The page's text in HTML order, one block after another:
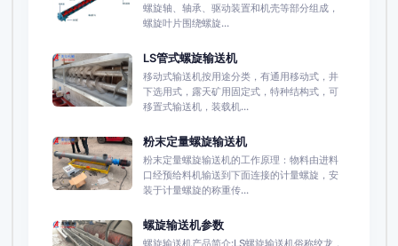
螺旋轴、轴承、驱动装置和机壳等部分组成，
螺旋叶片围绕螺旋...
LS管式螺旋输送机
移动式输送机按用途分类，有通用移动式，井
下选用式，露天矿用固定式，特种结构式，可
移置式输送机，装载机...
粉末定量螺旋输送机
粉末定量螺旋输送机的工作原理：物料由进料
口经预给料机输送到下面连接的计量螺旋，安
装于计量螺旋的称重传...
螺旋输送机参数
螺旋输送机产品简介:LS螺旋输送机俗称绞龙，